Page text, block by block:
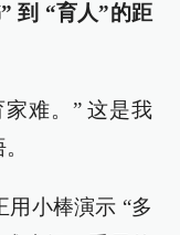
到 “育人”的距
难。” 这是我
小棒演示 “多